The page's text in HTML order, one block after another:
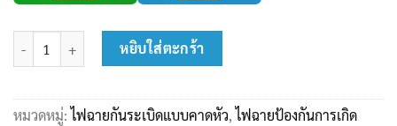
จำนวน ไฟฉายคาดหัวกันระเบิด Pelican 2755CC ชิ้น
หยิบใส่ตะกร้า
หมวดหมู่:ไฟฉายกันระเบิดแบบคาดหัว,ไฟฉายป้องกันการเกิด